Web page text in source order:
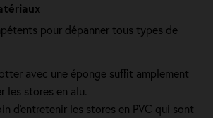
pour dépanner tous types de
avec une éponge suffit amplement
les stores en alu.
d'entretenir les stores en PVC qui sont